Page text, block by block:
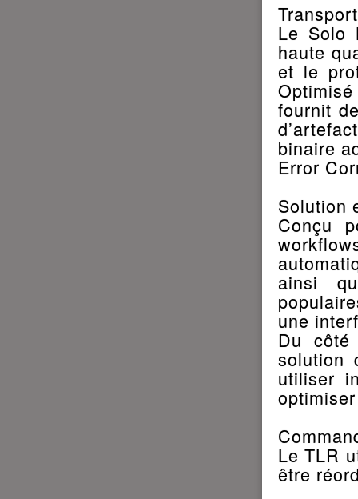
Le Solo
haute
et le
fournit
binaire
Error
Solution
Conçu
ainsi
une
Du
solution
utiliser
Le TLR
être